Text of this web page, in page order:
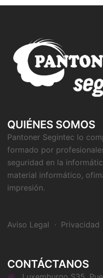
QUIÉNES SOMOS
Pantoner Segintec lo
formado por
seguridad en la
material informático,
impresión.
Aviso Legal · Privacidad
CONTÁCTANOS